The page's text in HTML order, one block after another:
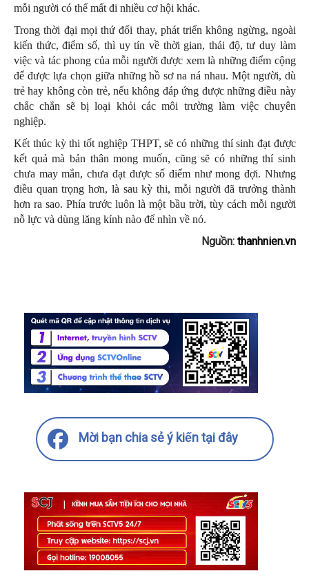
mỗi người có thể mất đi nhiều cơ hội khác.
Trong thời đại mọi thứ đổi thay, phát triển không ngừng, ngoài
kiến thức, điểm số, thì uy tín về thời gian, thái độ, tư duy làm
việc và tác phong của mỗi người được xem là những điểm cộng
để được lựa chọn giữa những hồ sơ na ná nhau. Một người, dù
trẻ hay không còn trẻ, nếu không đáp ứng được những điều này
chắc chắn sẽ bị loại khỏi các môi trường làm việc chuyên
nghiệp.
Kết thúc kỳ thi tốt nghiệp THPT, sẽ có những thí sinh đạt được
kết quả mà bản thân mong muốn, cũng sẽ có những thí sinh
chưa may mắn, chưa đạt được số điểm như mong đợi. Nhưng
điều quan trọng hơn, là sau kỳ thi, mỗi người đã trưởng thành
hơn ra sao. Phía trước luôn là một bầu trời, tùy cách mỗi người
nỗ lực và dùng lăng kính nào để nhìn về nó.
Nguồn: thanhnien.vn
Mời bạn chia sẻ ý kiến tại đây